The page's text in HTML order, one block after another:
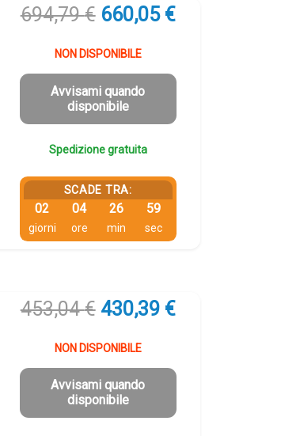
694,79€ Il
originale
era:
694,79 €.
660,05 €Il
è:
NON DISPONIBILE
Avvisami quando
disponibile
Spedizione gratuita
SCADE TRA:
02
giorni
04
ore
26
min
58
sec
453,04€ Il
originale
era:
453,04 €.
430,39 €Il
NON DISPONIBILE
Avvisami quando
disponibile